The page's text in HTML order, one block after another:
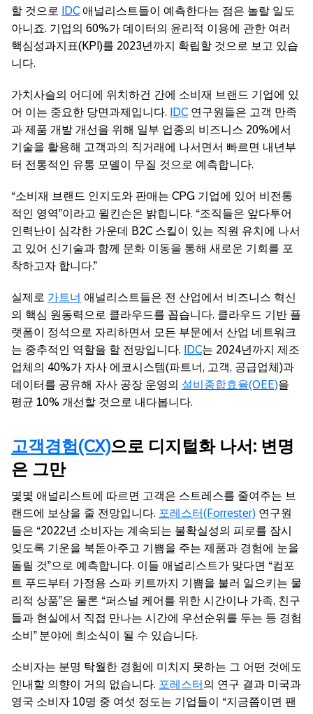
할 것으로
IDC 애널리스트들이 예측한다는 점은 놀랄 일도
아니죠. 기업의 60%가 데이터의 윤리적 이용에 관한 여러
핵심성과지표(KPI)를 2023년까지 확립할 것으로 보고 있습
니다.
가치사슬의 어디에 위치하건 간에 소비재 브랜드 기업에 있
어 이는 중요한 당면과제입니다.
IDC 연구원들은 고객 만족
과 제품 개발 개선을 위해 일부 업종의 비즈니스 20%에서
기술을 활용해 고객과의 직거래에 나서면서 빠르면 내년부
터 전통적인 유통 모델이 무질 것으로 예측합니다.
“소비재 브랜드 인지도와 판매는 CPG 기업에 있어 비전통
적인 영역”이라고 윌킨슨은 밝힙니다. “조직들은 앞다투어
인력난이 심각한 가운데 B2C 스킬이 있는 직원 유치에 나서
고 있어 신기술과 함께 문화 이동을 통해 새로운 기회를 포
착하고자 합니다.”
실제로 가트너 애널리스트들은 전 산업에서 비즈니스 혁신
의 핵심 원동력으로 클라우드를 꼽습니다. 클라우드 기반 플
랫폼이 정석으로 자리하면서 모든 부문에서 산업 네트워크
는 중추적인 역할을 할 전망입니다.
IDC는 2024년까지 제조
업체의 40%가 자사 에코시스템(파트너, 고객, 공급업체)과
데이터를 공유해 자사 공장 운영의 설비종합효율(OEE)을
평균 10% 개선할 것으로 내다봅니다.
고객경험(CX)으로 디지털화 나서: 변명
은 그만
몇몇 애널리스트에 따르면 고객은 스트레스를 줄여주는 브
랜드에 보상을 줄 전망입니다. 포레스터(Forrester) 연구원
들은 “2022년 소비자는 계속되는 불확실성의 피로를 잠시
잊도록 기운을 북돋아주고 기쁨을 주는 제품과 경험에 눈을
돌릴 것”으로 예측합니다. 이들 애널리스트가 맞다면 “컴포
트 푸드부터 가정용 스파 키트까지 기쁨을 불러 일으키는 물
리적 상품”은 물론 “퍼스널 케어를 위한 시간이나 가족, 친구
들과 현실에서 직접 만나는 시간에 우선순위를 두는 등 경험
소비” 분야에 희소식이 될 수 있습니다.
소비자는 분명 탁월한 경험에 미치지 못하는 그 어떤 것에도
인내할 의향이 거의 없습니다. 포레스터 의 연구 결과 미국과
영국 소비자 10명 중 여섯 정도는 기업들이 “지금쯤이면 팬